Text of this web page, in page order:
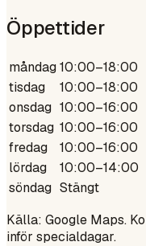
Öppettider
måndag10:00–18:00
tisdag
10:00–18:00
onsdag 10:00–16:00
torsdag 10:00–16:00
fredag
10:00–16:00
lördag
10:00–14:00
söndag Stängt
Källa: Google Maps.
inför specialdagar.